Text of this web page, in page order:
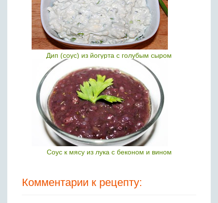
Дип (соус) из йогурта с голубым сыром
Соус к мясу из лука с беконом и вином
Комментарии к рецепту: